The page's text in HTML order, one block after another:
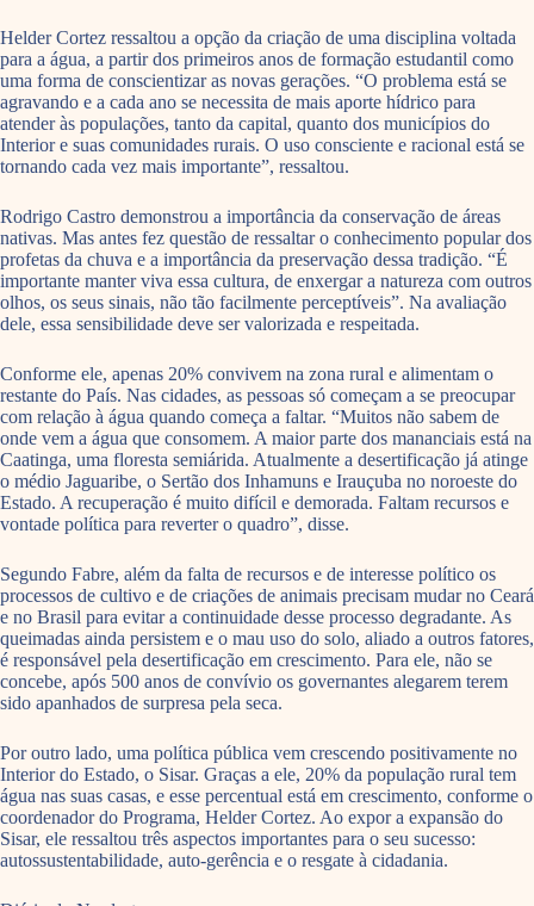
Helder Cortez ressaltou a opção da criação de uma disciplina voltada
para a água, a partir dos primeiros anos de formação estudantil como
uma forma de conscientizar as novas gerações. “O problema está se
agravando e a cada ano se necessita de mais aporte hídrico para
atender às populações, tanto da capital, quanto dos municípios do
Interior e suas comunidades rurais. O uso consciente e racional está se
tornando cada vez mais importante”, ressaltou.
Rodrigo Castro demonstrou a importância da conservação de áreas
nativas. Mas antes fez questão de ressaltar o conhecimento popular dos
profetas da chuva e a importância da preservação dessa tradição. “É
importante manter viva essa cultura, de enxergar a natureza com outros
olhos, os seus sinais, não tão facilmente perceptíveis”. Na avaliação
dele, essa sensibilidade deve ser valorizada e respeitada.
Conforme ele, apenas 20% convivem na zona rural e alimentam o
restante do País. Nas cidades, as pessoas só começam a se preocupar
com relação à água quando começa a faltar. “Muitos não sabem de
onde vem a água que consomem. A maior parte dos mananciais está na
Caatinga, uma floresta semiárida. Atualmente a desertificação já atinge
o médio Jaguaribe, o Sertão dos Inhamuns e Irauçuba no noroeste do
Estado. A recuperação é muito difícil e demorada. Faltam recursos e
vontade política para reverter o quadro”, disse.
Segundo Fabre, além da falta de recursos e de interesse político os
processos de cultivo e de criações de animais precisam mudar no Ceará
e no Brasil para evitar a continuidade desse processo degradante. As
queimadas ainda persistem e o mau uso do solo, aliado a outros fatores,
é responsável pela desertificação em crescimento. Para ele, não se
concebe, após 500 anos de convívio os governantes alegarem terem
sido apanhados de surpresa pela seca.
Por outro lado, uma política pública vem crescendo positivamente no
Interior do Estado, o Sisar. Graças a ele, 20% da população rural tem
água nas suas casas, e esse percentual está em crescimento, conforme o
coordenador do Programa, Helder Cortez. Ao expor a expansão do
Sisar, ele ressaltou três aspectos importantes para o seu sucesso:
autossustentabilidade, auto-gerência e o resgate à cidadania.